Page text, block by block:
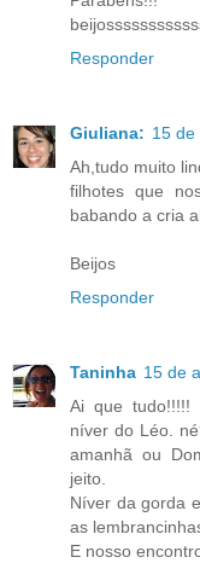
Responder
Giuliana: 15 de
Ah,tudo muito
filhotes que
babando a cria
Beijos
Responder
Taninha 15 de
Ai que tudo!!!!!
níver do Léo.
amanhã ou
jeito.
Níver da gorda
as
E nosso